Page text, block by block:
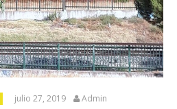
julio 27, 2019 Admin